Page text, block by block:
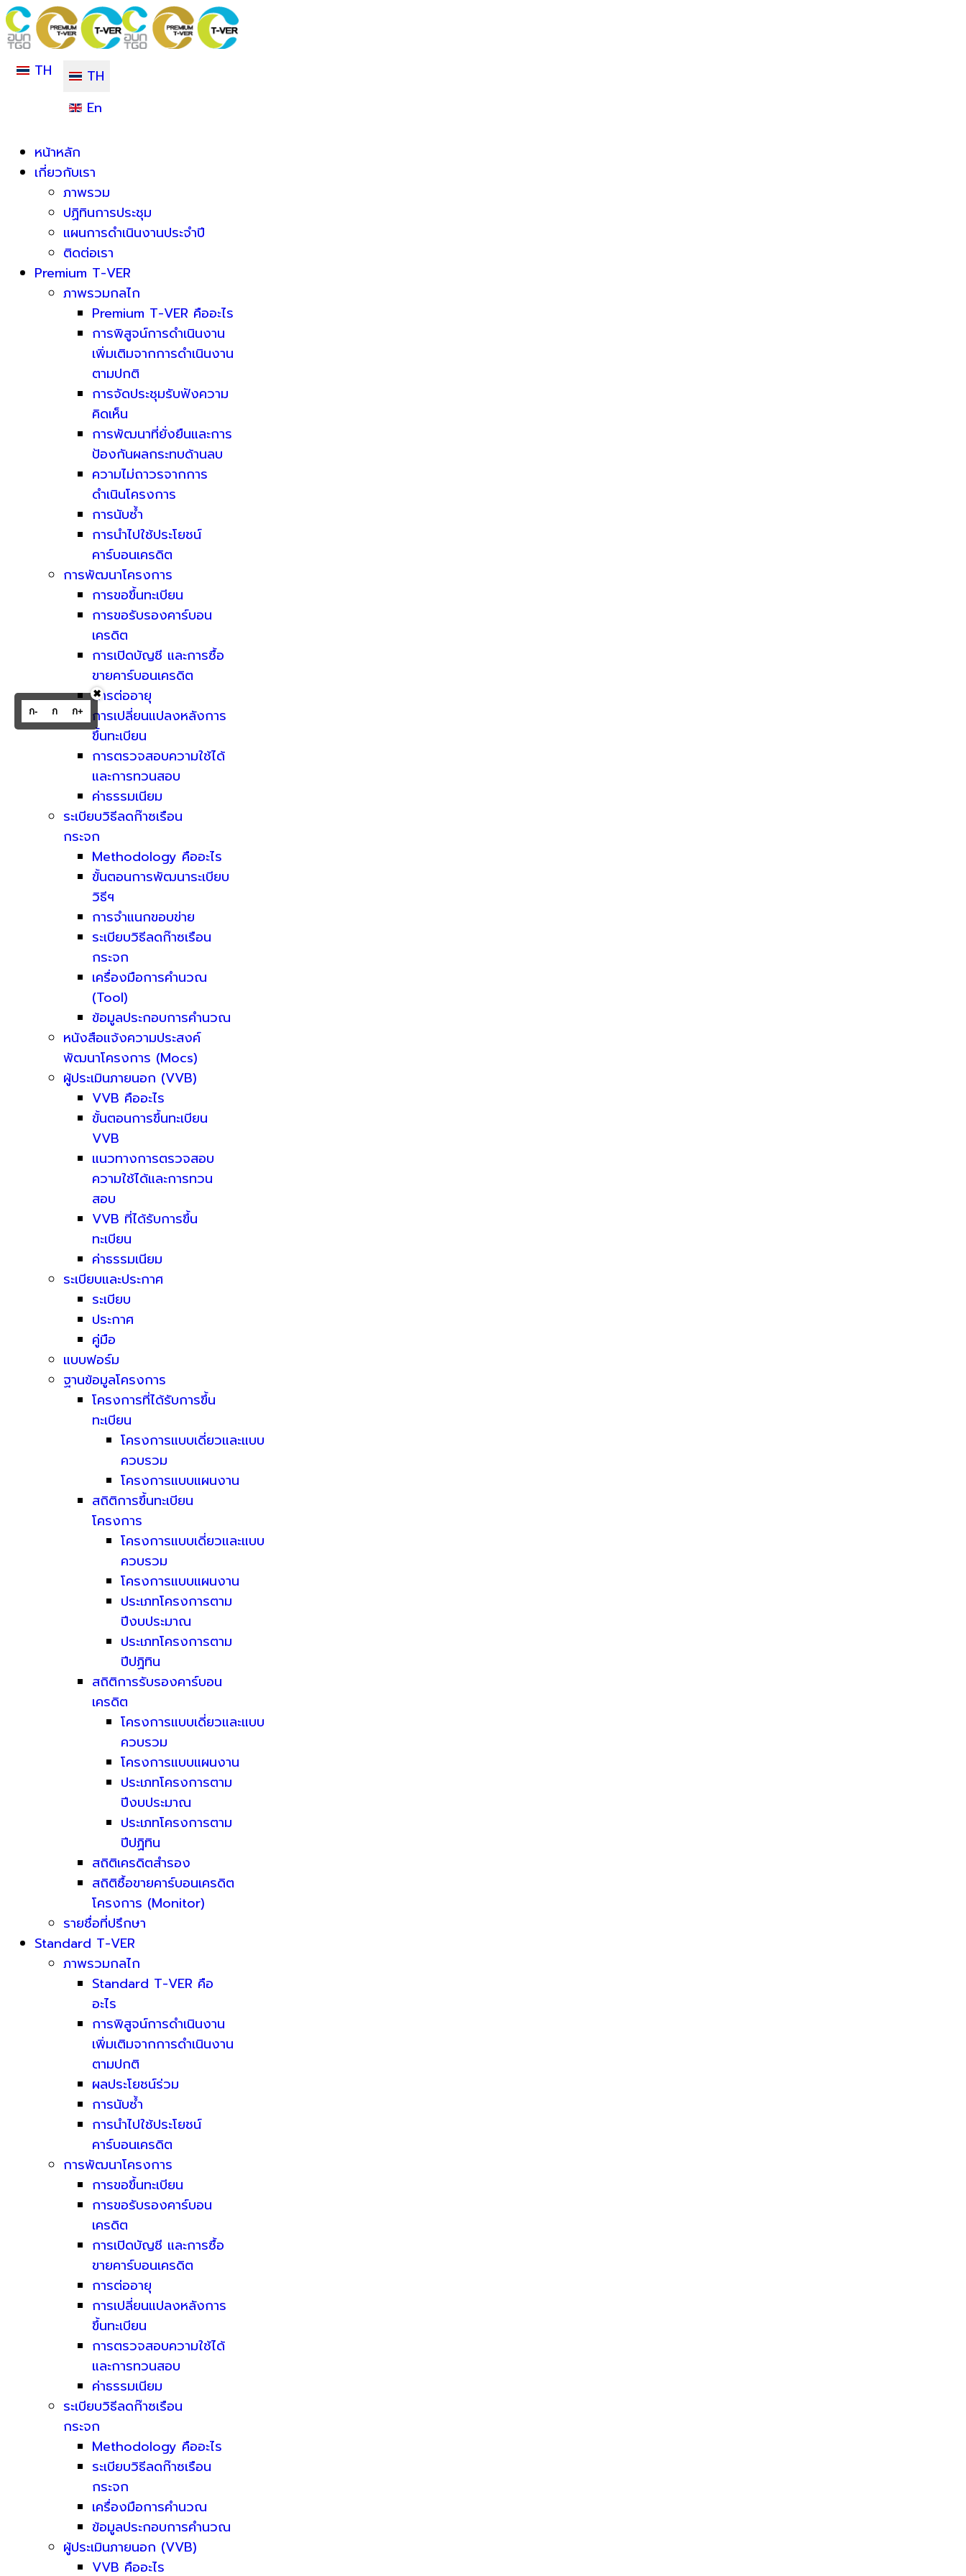
TH
TH
En
หน้าหลัก
เกี่ยวกับเรา
ภาพรวม
ปฏิทินการประชุม
แผนการดำเนินงานประจำปี
ติดต่อเรา
Premium T-VER
ภาพรวมกลไก
Premium T-VER คืออะไร
การพิสูจน์การดำเนินงาน
เพิ่มเติมจากการดำเนินงาน
ตามปกติ
การจัดประชุมรับฟังความ
คิดเห็น
การพัฒนาที่ยั่งยืนและการ
ป้องกันผลกระทบด้านลบ
ความไม่ถาวรจากการ
ดำเนินโครงการ
การนับซ้ำ
การนำไปใช้ประโยชน์
คาร์บอนเครดิต
การพัฒนาโครงการ
การขอขึ้นทะเบียน
การขอรับรองคาร์บอน
เครดิต
การเปิดบัญชี และการซื้อ
ขายคาร์บอนเครดิต
การต่ออายุ
การเปลี่ยนแปลงหลังการ
ขึ้นทะเบียน
การตรวจสอบความใช้ได้
และการทวนสอบ
ค่าธรรมเนียม
ระเบียบวิธีลดก๊าซเรือน
กระจก
Methodology คืออะไร
ขั้นตอนการพัฒนาระเบียบ
วิธีฯ
การจำแนกขอบข่าย
ระเบียบวิธีลดก๊าซเรือน
กระจก
เครื่องมือการคำนวณ
(Tool)
ข้อมูลประกอบการคำนวณ
หนังสือแจ้งความประสงค์
พัฒนาโครงการ (Mocs)
ผู้ประเมินภายนอก (VVB)
VVB คืออะไร
ขั้นตอนการขึ้นทะเบียน
VVB
แนวทางการตรวจสอบ
ความใช้ได้และการทวน
สอบ
VVB ที่ได้รับการขึ้น
ทะเบียน
ค่าธรรมเนียม
ระเบียบและประกาศ
ระเบียบ
ประกาศ
คู่มือ
แบบฟอร์ม
ฐานข้อมูลโครงการ
โครงการที่ได้รับการขึ้น
ทะเบียน
โครงการแบบเดี่ยวและแบบ
ควบรวม
โครงการแบบแผนงาน
สถิติการขึ้นทะเบียน
โครงการ
โครงการแบบเดี่ยวและแบบ
ควบรวม
โครงการแบบแผนงาน
ประเภทโครงการตาม
ปีงบประมาณ
ประเภทโครงการตาม
ปีปฏิทิน
สถิติการรับรองคาร์บอน
เครดิต
โครงการแบบเดี่ยวและแบบ
ควบรวม
โครงการแบบแผนงาน
ประเภทโครงการตาม
ปีงบประมาณ
ประเภทโครงการตาม
ปีปฏิทิน
สถิติเครดิตสำรอง
สถิติซื้อขายคาร์บอนเครดิต
โครงการ (Monitor)
รายชื่อที่ปรึกษา
Standard T-VER
ภาพรวมกลไก
Standard T-VER คือ
อะไร
การพิสูจน์การดำเนินงาน
เพิ่มเติมจากการดำเนินงาน
ตามปกติ
ผลประโยชน์ร่วม
การนับซ้ำ
การนำไปใช้ประโยชน์
คาร์บอนเครดิต
การพัฒนาโครงการ
การขอขึ้นทะเบียน
การขอรับรองคาร์บอน
เครดิต
การเปิดบัญชี และการซื้อ
ขายคาร์บอนเครดิต
การต่ออายุ
การเปลี่ยนแปลงหลังการ
ขึ้นทะเบียน
การตรวจสอบความใช้ได้
และการทวนสอบ
ค่าธรรมเนียม
ระเบียบวิธีลดก๊าซเรือน
กระจก
Methodology คืออะไร
ระเบียบวิธีลดก๊าซเรือน
กระจก
เครื่องมือการคำนวณ
ข้อมูลประกอบการคำนวณ
ผู้ประเมินภายนอก (VVB)
VVB คืออะไร
ก- ก ก+
✖